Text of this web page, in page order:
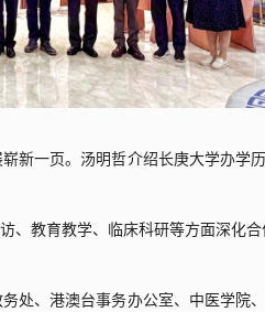
新一页。汤明哲介绍长庚大学办学
教育教学、临床科研等方面深化合
处、港澳台事务办公室、中医学院